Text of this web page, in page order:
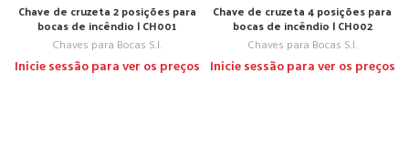
Chave de cruzeta 2 posições para
bocas de incêndio | CH001
Chaves para Bocas S.I.
Inicie sessão para ver os preços
Chave de cruzeta 4 posições para
bocas de incêndio | CH002
Chaves para Bocas S.I.
Inicie sessão para ver os preços